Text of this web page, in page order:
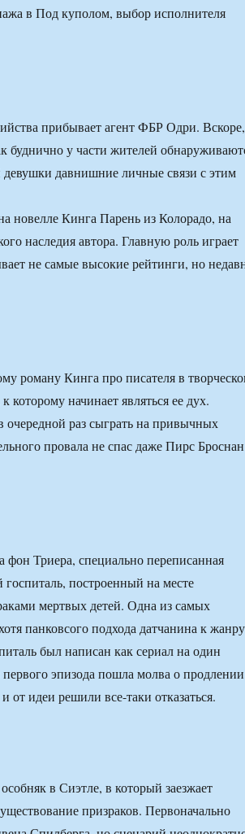
в Под куполом, выбор исполнителя
прибывает агент ФБР Одри. Вскоре,
буднично у части жителей
давнишние личные связи с этим
новелле Кинга Парень из Колорадо, на
наследия автора. Главную роль играет
не самые высокие рейтинги, но
роману Кинга про писателя в
начинает являться ее дух.
раз сыграть на привычных
провала не спас даже Пирс
фон Триера, специально переписанная
построенный на месте
мертвых детей. Одна из самых
панковсого подхода датчанина к жанру
был написан как сериал на один
эпизода пошла молва о
от идеи решили все-таки отказаться.
в Сиэтле, в который заезжает
призраков. Первоначально